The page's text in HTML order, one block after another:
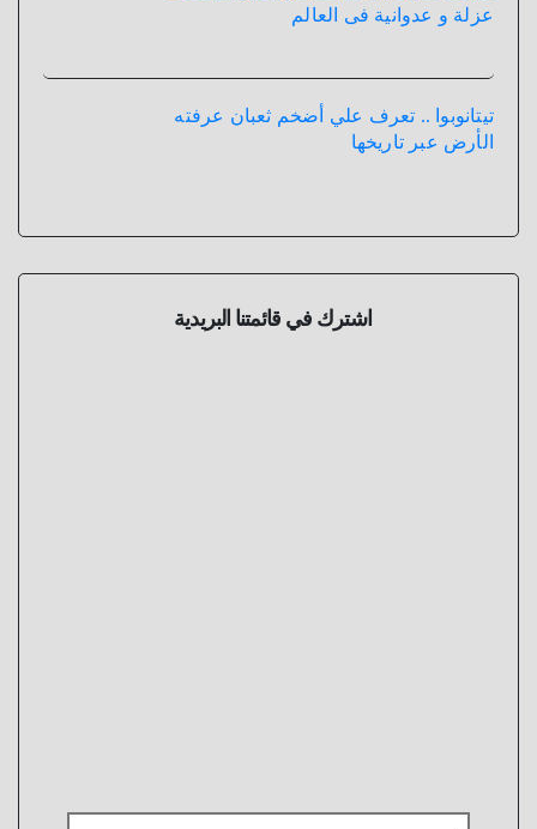
عزلة و عدوانية فى العالم
تيتانوبوا .. تعرف علي أضخم ثعبان عرفته
الأرض عبر تاريخها
اشترك في قائمتنا البريدية